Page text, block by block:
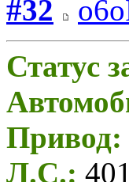
#32
Статус
Привод:
Л.С.: 401